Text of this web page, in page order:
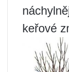
keřové